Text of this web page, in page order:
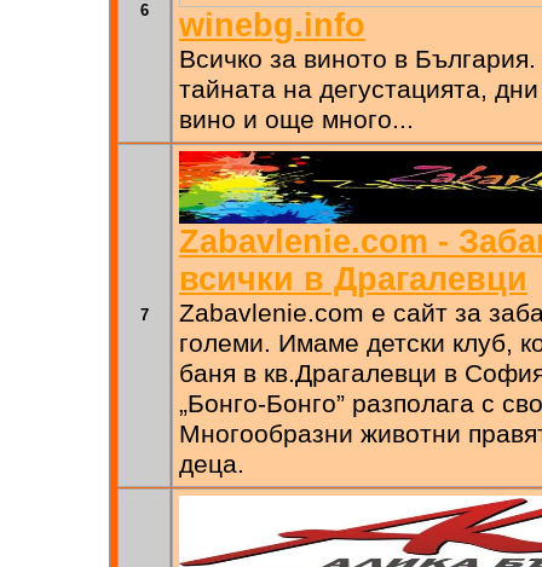
6 winebg.info
Всичко за виното в
тайната на дегустацията,
вино и още много...
7
Zabavlenie.com -
всички в Драгалевци
Zabavlenie.com е сайт за
големи. Имаме детски клуб,
баня в кв.Драгалевци в
„Бонго-Бонго” разполага с
Многообразни животни
деца.